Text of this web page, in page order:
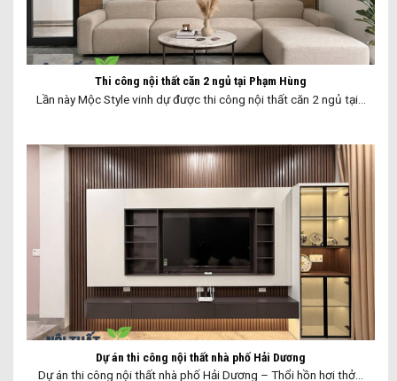
Thi công nội thất căn 2 ngủ tại Phạm Hùng
Lần này Mộc Style vinh dự được thi công nội thất căn 2 ngủ tại...
Dự án thi công nội thất nhà phố Hải Dương
Dự án thi công nội thất nhà phố Hải Dương – Thổi hồn hơi thở...